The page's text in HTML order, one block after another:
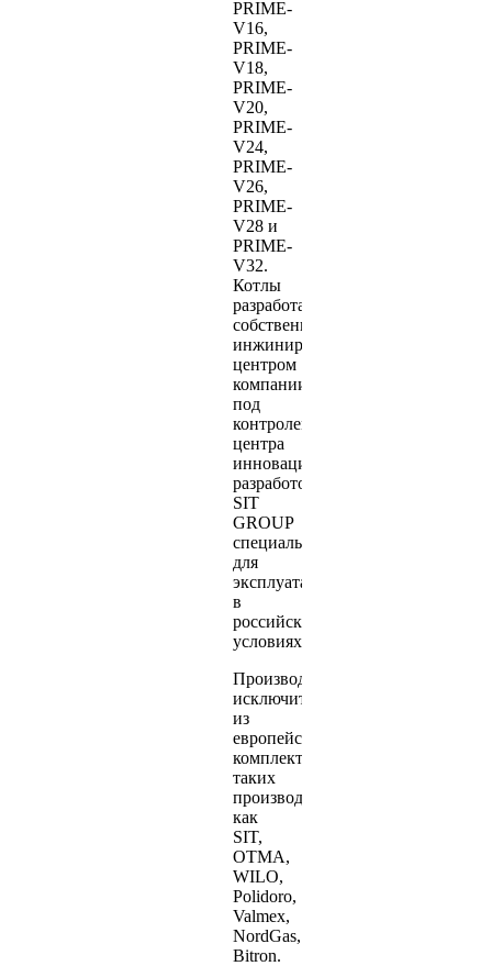
PRIME-
V16,
PRIME-
V18,
PRIME-
V20,
PRIME-
V24,
PRIME-
V26,
PRIME-
V28 и
PRIME-
V32.
Котлы
разработаны
собственным
инжиниринговым
центром
компании
под
контролем
центра
инновационных
разработок
SIT
GROUP
специально
для
эксплуатации
в
российских
условиях.
Производятся
исключительно
из
европейских
комплектующих
таких
производителей
как
SIT,
OTMA,
WILO,
Polidoro,
Valmex,
NordGas,
Bitron.